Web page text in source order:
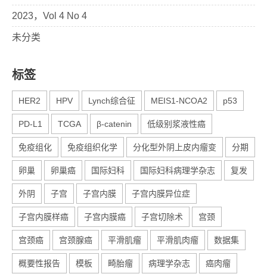
2023，Vol 4 No 4
未分类
标签
HER2 HPV Lynch综合征 MEIS1-NCOA2 p53
PD-L1 TCGA β-catenin 低级别浆液性癌
免疫组化 免疫组织化学 分化型外阴上皮内瘤变 分期
卵巢 卵巢癌 国际妇科 国际妇科病理学杂志 复发
外阴 子宫 子宫内膜 子宫内膜异位症
子宫内膜样癌 子宫内膜癌 子宫切除术 宫颈
宫颈癌 宫颈腺癌 平滑肌瘤 平滑肌肉瘤 数据集
概要性报告 模板 畸胎瘤 病理学杂志 癌肉瘤